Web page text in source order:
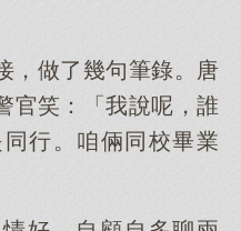
，做了幾句筆錄。唐
官笑：「我說呢，誰
行。咱倆同校畢業